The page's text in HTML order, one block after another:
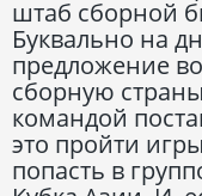
штаб сборной
Буквально на
предложение
сборную
командой
это пройти
попасть в